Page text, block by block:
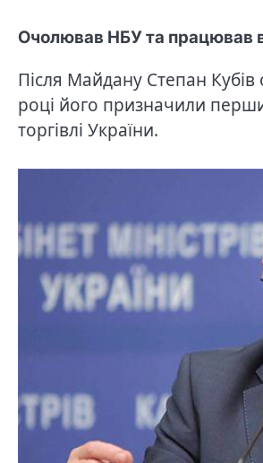
Очолював НБУ та працював
Після Майдану Степан
році його призначили
торгівлі України.